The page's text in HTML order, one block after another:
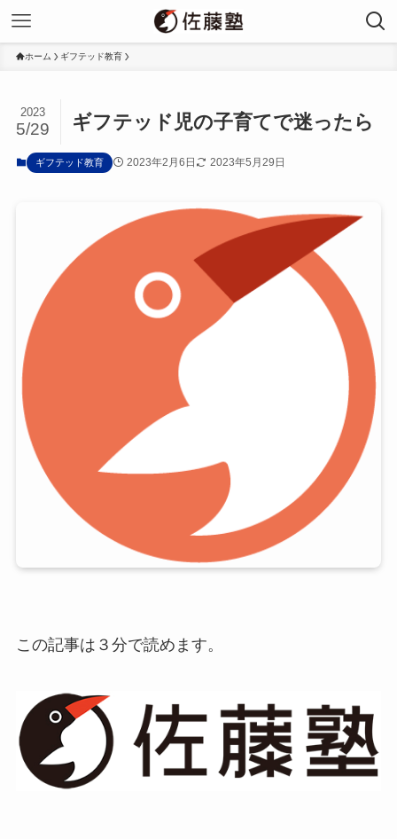
ホーム ギフテッド教育
ギフテッド児の子育てで迷ったら
2023
5/29
ギフテッド教育 2023年2月6日 2023年5月29日
この記事は３分で読めます。